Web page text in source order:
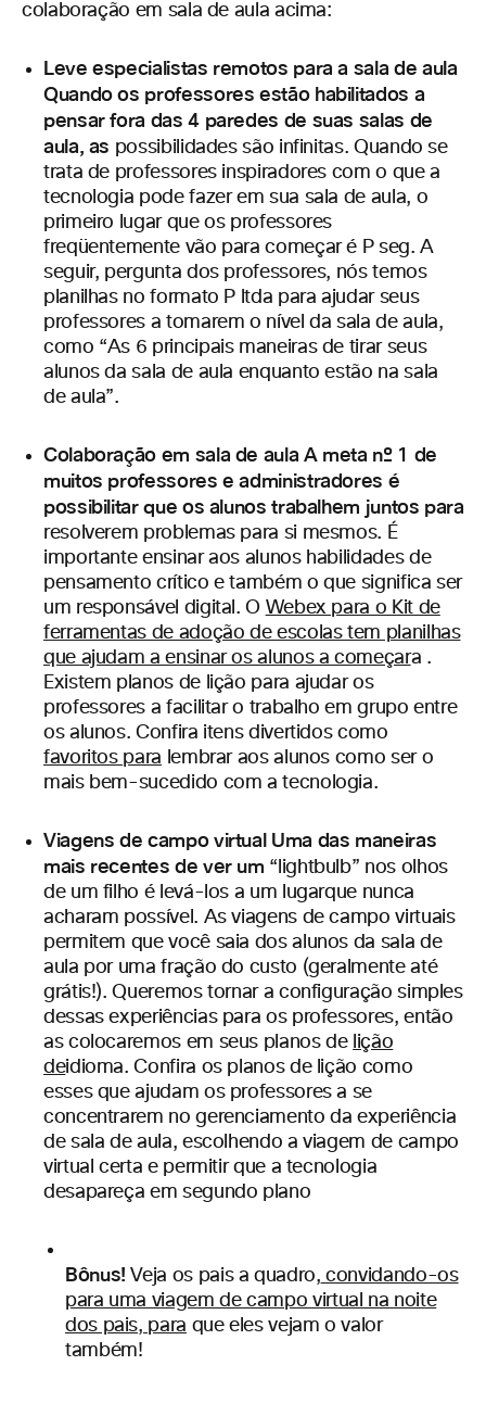
colaboração em sala de aula acima:
Leve especialistas remotos para a sala de aula
Quando os professores estão habilitados a
pensar fora das 4 paredes de suas salas de
aula, as possibilidades são infinitas. Quando se
trata de professores inspiradores com o que a
tecnologia pode fazer em sua sala de aula, o
primeiro lugar que os professores
freqüentemente vão para começar é P seg. A
seguir, pergunta dos professores, nós temos
planilhas no formato P ltda para ajudar seus
professores a tomarem o nível da sala de aula,
como “As 6 principais maneiras de tirar seus
alunos da sala de aula enquanto estão na sala
de aula”.
Colaboração em sala de aula A meta nº 1 de
muitos professores e administradores é
possibilitar que os alunos trabalhem juntos para
resolverem problemas para si mesmos. É
importante ensinar aos alunos habilidades de
pensamento crítico e também o que significa ser
um responsável digital. O Webex para o Kit de
ferramentas de adoção de escolas tem planilhas
que ajudam a ensinar os alunos a começara .
Existem planos de lição para ajudar os
professores a facilitar o trabalho em grupo entre
os alunos. Confira itens divertidos como
favoritos para lembrar aos alunos como ser o
mais bem-sucedido com a tecnologia.
Viagens de campo virtual Uma das maneiras
mais recentes de ver um “lightbulb” nos olhos
de um filho é levá-los a um lugarque nunca
acharam possível. As viagens de campo virtuais
permitem que você saia dos alunos da sala de
aula por uma fração do custo (geralmente até
grátis!). Queremos tornar a configuração simples
dessas experiências para os professores, então
as colocaremos em seus planos de lição
deidioma. Confira os planos de lição como
esses que ajudam os professores a se
concentrarem no gerenciamento da experiência
de sala de aula, escolhendo a viagem de campo
virtual certa e permitir que a tecnologia
desapareça em segundo plano
Bônus! Veja os pais a quadro, convidando-os
para uma viagem de campo virtual na noite
dos pais, para que eles vejam o valor
também!